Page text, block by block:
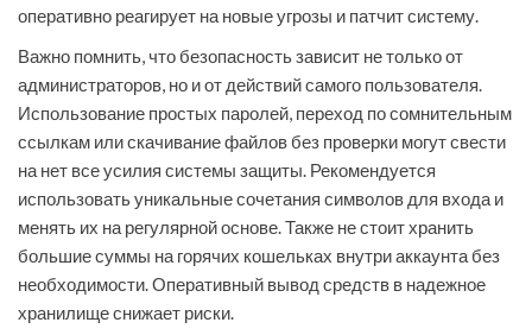
оперативно реагирует на новые угрозы и патчит систему.
Важно помнить, что безопасность зависит не только от
администраторов, но и от действий самого пользователя.
Использование простых паролей, переход по сомнительным
ссылкам или скачивание файлов без проверки могут свести
на нет все усилия системы защиты. Рекомендуется
использовать уникальные сочетания символов для входа и
менять их на регулярной основе. Также не стоит хранить
большие суммы на горячих кошельках внутри аккаунта без
необходимости. Оперативный вывод средств в надежное
хранилище снижает риски.